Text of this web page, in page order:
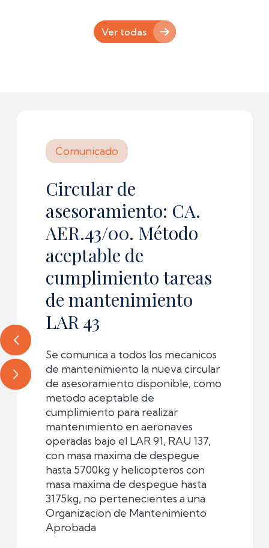
Ver todas
Comunicado
Circular de
asesoramiento: CA.
AER.43/00. Método
aceptable de
cumplimiento tareas
de mantenimiento
LAR 43
Se comunica a todos los mecanicos
de mantenimiento la nueva circular
de asesoramiento disponible, como
metodo aceptable de
cumplimiento para realizar
mantenimiento en aeronaves
operadas bajo el LAR 91, RAU 137,
con masa maxima de despegue
hasta 5700kg y helicopteros con
masa maxima de despegue hasta
3175kg, no pertenecientes a una
Organizacion de Mantenimiento
Aprobada